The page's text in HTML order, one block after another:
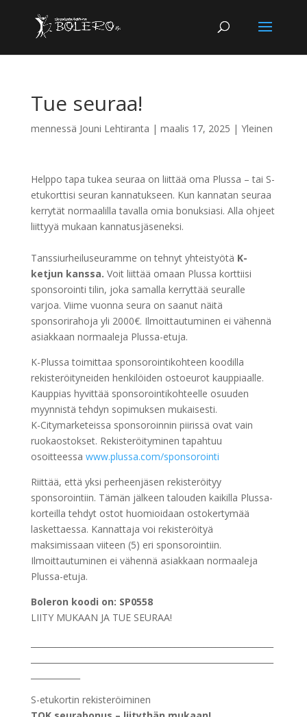
Tue seuraa!
mennessä Jouni Lehtiranta | maalis 17, 2025 | Yleinen
Helppo tapa tukea seuraa on liittää oma Plussa – tai S-
etukorttisi seuran kannatukseen. Kun kannatan seuraa
kerrytät normaalilla tavalla omia bonuksiasi. Alla ohjeet
liittyyä mukaan kannatusjäseneksi.
Tanssiurheiluseuramme on tehnyt yhteistyötä K-
ketjun kanssa. Voit liittää omaan Plussa korttiisi
sponsorointi tilin, joka samalla kerryttää seuralle
varjoa. Viime vuonna seura on saanut näitä
sponsorirahoja yli 2000€. Ilmoittautuminen ei vähennä
asiakkaan normaaleja Plussa-etuja.
K-Plussa toimittaa sponsorointikohteen koodilla
rekisteröityneiden henkilöiden ostoeurot kauppiaalle.
Kauppias hyvittää sponsorointikohteelle osuuden
myynnistä tehdyn sopimuksen mukaisesti.
K-Citymarketeissa sponsoroinnin piirissä ovat vain
ruokaostokset. Rekisteröityminen tapahtuu
osoitteessa www.plussa.com/sponsorointi
Riittää, että yksi perheenjäsen rekisteröityy
sponsorointiin. Tämän jälkeen talouden kaikilla Plussa-
korteilla tehdyt ostot huomioidaan ostokertymää
laskettaessa. Kannattaja voi rekisteröityä
maksimissaan viiteen (5) eri sponsorointiin.
Ilmoittautuminen ei vähennä asiakkaan normaaleja
Plussa-etuja.
Boleron koodi on: SP0558
LIITY MUKAAN JA TUE SEURAA!
S-etukortin rekisteröiminen